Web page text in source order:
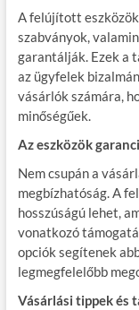
A felújított
szabványok,
garantálják. Ezek a
az ügyfelek
vásárlók számára,
minőségűek.
Az eszközök
Nem csupán a
megbízhatóság. A
hosszúságú lehet,
vonatkozó
opciók segítenek
legmegfelelőbb
Vásárlási tippek és